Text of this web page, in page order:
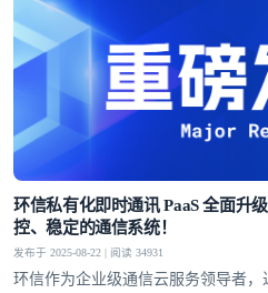
环信私有化即时通讯 PaaS 全面升
控、稳定的通信系统！
发布于 2025-08-22 | 阅读 34931
环信作为企业级通信云服务领导者